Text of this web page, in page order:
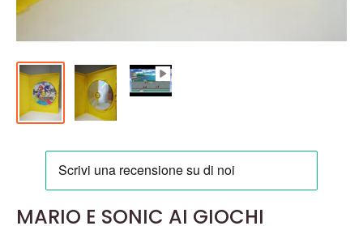
MARIO E SONIC AI GIOCHI